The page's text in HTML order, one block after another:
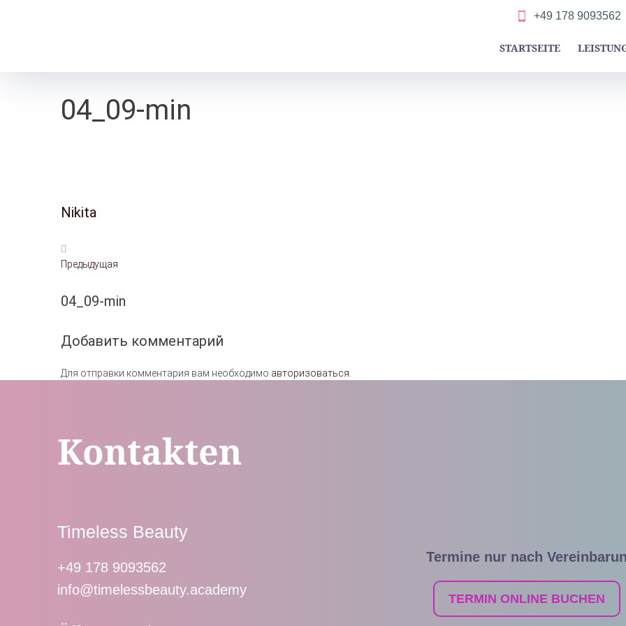
+49 178 9093562
STARTSEITE
04_09-min
Nikita
Предыдущая
04_09-min
Добавить комментарий
Для отправки комментария вам необходимо авторизоваться
Kontakten
Timeless Beauty
+49 178 9093562
info@timelessbeauty.academy
Termine nur nach
TERMIN ONLINE BUCHEN